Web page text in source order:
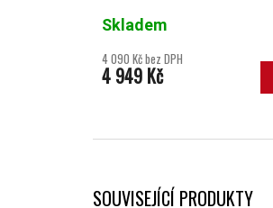
SOUVISEJÍCÍ PRODUKTY
Skladem
4 090 Kč bez DPH
4 949 Kč